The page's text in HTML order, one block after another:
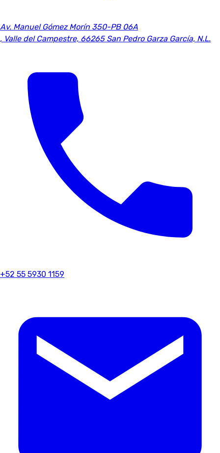
Av. Manuel Gómez Morín 350-PB 06A
, Valle del Campestre, 66265 San Pedro Garza García, N.L.
+52 55 5930 1159